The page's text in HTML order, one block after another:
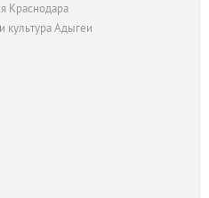
Краснодара
культура Адыгеи